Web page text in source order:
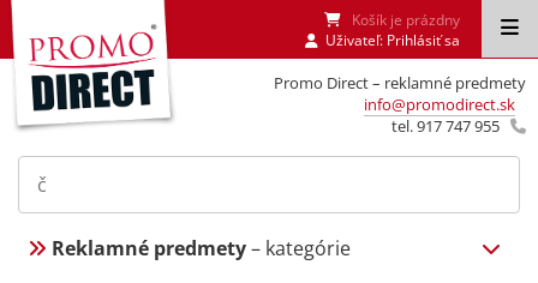
Promo Direct – reklamné predmety
info@promodirect.sk
tel. 917 747 955
Košík je prázdny
Uživateľ: Prihlásiť sa
Reklamné predmety– kategórie